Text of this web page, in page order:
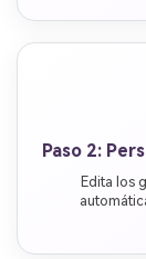
Paso 2:
Edita los